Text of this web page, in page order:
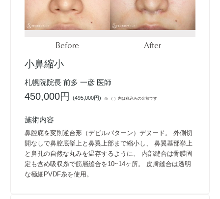
Before After
小鼻縮小
札幌院院長 前多 一彦 医師
450,000円(495,000円) ※ （ ）内は税込みの金額です
施術内容
鼻腔底を変則逆台形（デビルパターン）デヌード。 外側切
開なしで鼻腔底挙上と鼻翼上部まで縮小し、 鼻翼基部挙上
と鼻孔の自然な丸みを温存するように、 内部縫合は骨膜固
定も含め吸収糸で筋層縫合を10~14ヶ所。 皮膚縫合は透明
な極細PVDF糸を使用。